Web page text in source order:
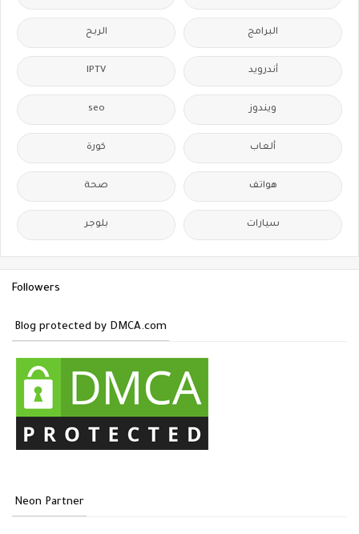
البرامج الربح
أندرويد IPTV
ويندوز seo
ألعاب كورة
هواتف صحة
سيارات بلوجر
Followers
Blog protected by DMCA.com
Neon Partner